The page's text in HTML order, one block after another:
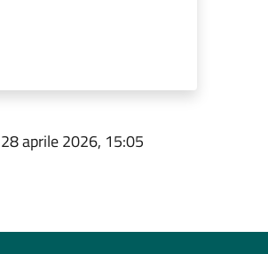
aprile 2026, 15:05